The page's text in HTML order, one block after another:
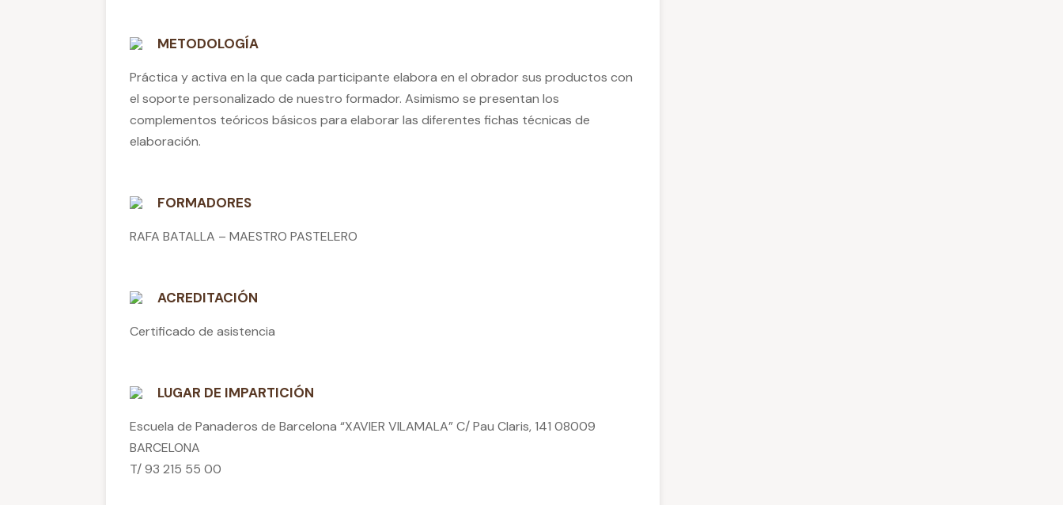
METODOLOGÍA
Práctica y activa en la que cada participante elabora en el obrador sus productos con
el soporte personalizado de nuestro formador. Asimismo se presentan los
complementos teóricos básicos para elaborar las diferentes fichas técnicas de
elaboración.
FORMADORES
RAFA BATALLA – MAESTRO PASTELERO
ACREDITACIÓN
Certificado de asistencia
LUGAR DE IMPARTICIÓN
Escuela de Panaderos de Barcelona “XAVIER VILAMALA” C/ Pau Claris, 141 08009
BARCELONA
T/ 93 215 55 00